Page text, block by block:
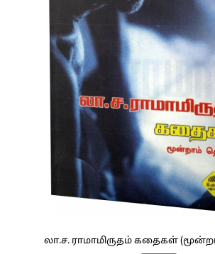
லா.ச. ராமாமிருதம் கதைகள்